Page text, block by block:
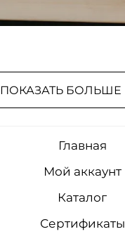
ПОКАЗАТЬ БОЛЬШЕ
Главная
Мой аккаунт
Каталог
Сертификаты